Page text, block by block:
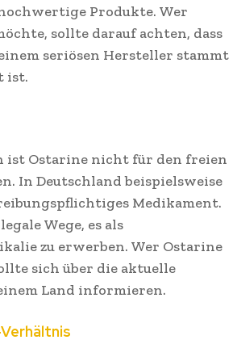
Produkte. Wer
sollte darauf achten, dass
seriösen Hersteller stammt
ist.
ist Ostarine nicht für den freien
In Deutschland beispielsweise
Medikament.
Wege, es als
zu erwerben. Wer Ostarine
sich über die aktuelle
Land informieren.